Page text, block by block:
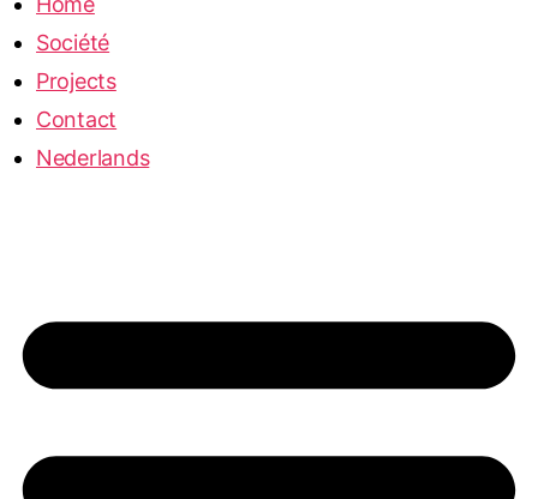
Société
Projects
Contact
Nederlands